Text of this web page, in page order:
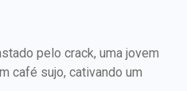
pelo crack, uma jovem
café sujo, cativando um